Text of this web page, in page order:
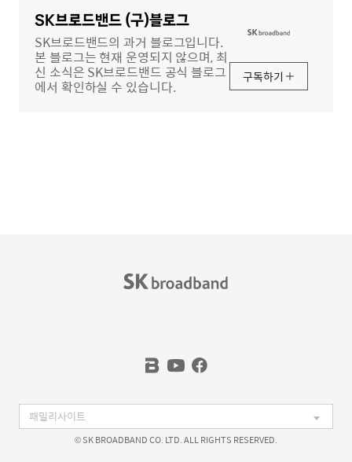
SK브로드밴드 (구)블로그
SK브로드밴드의 과거 블로그입니다.
본 블로그는 현재 운영되지 않으며, 최
신 소식은 SK브로드밴드 공식 블로그
에서 확인하실 수 있습니다.
구독하기
© SK BROADBAND CO. LTD. ALL RIGHTS RESERVED.